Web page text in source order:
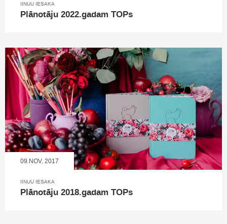
IINUU IESAKA
Plānotāju 2022.gadam TOPs
09.NOV, 2017
IINUU IESAKA
Plānotāju 2018.gadam TOPs